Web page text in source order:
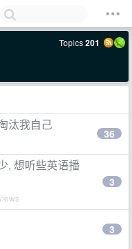
Topics201
汰我自己
36
, 想听些英语播
3
3